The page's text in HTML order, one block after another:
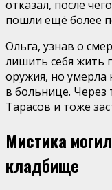
отказал, после
пошли ещё более
Ольга, узнав о
лишить себя жить
оружия, но умерла
в больнице. Через
Тарасов и тоже
Мистика
кладбище